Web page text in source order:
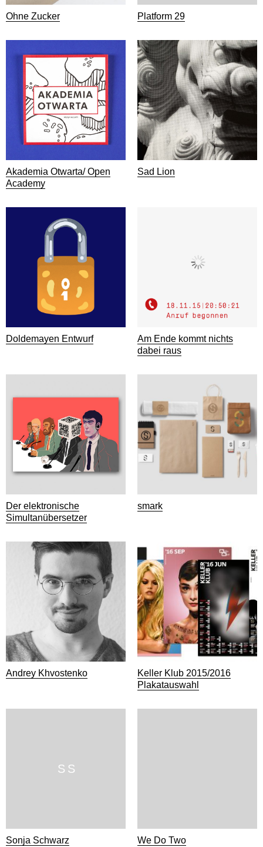
Ohne Zucker Platform 29
Akademia Otwarta/ Open
Academy
Sad Lion
Doldemayen Entwurf
Am Ende kommt nichts
dabei raus
Der elektronische
Simultanübersetzer
smark
Andrey Khvostenko
Keller Klub 2015/2016
Plakatauswahl
S S
Sonja Schwarz We Do Two